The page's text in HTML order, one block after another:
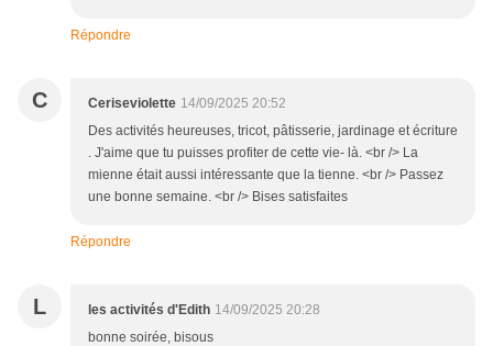
Répondre
C Ceriseviolette 14/09/2025 20:52
Des activités heureuses, tricot, pâtisserie, jardinage et écriture
. J'aime que tu puisses profiter de cette vie- là. <br /> La
mienne était aussi intéressante que la tienne. <br /> Passez
une bonne semaine. <br /> Bises satisfaites
Répondre
L les activités d'Edith 14/09/2025 20:28
bonne soirée, bisous